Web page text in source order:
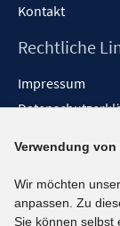
Kontakt
Rechtliche
Impressum
Barrieren melden
Social-
Verwendung
Wir möchten
anpassen. Zu
Sie können selbst